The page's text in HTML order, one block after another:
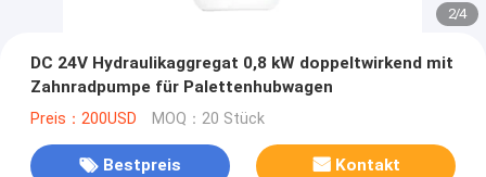
2/4
DC 24V Hydraulikaggregat 0,8 kW doppeltwirkend mit
Zahnradpumpe für Palettenhubwagen
Preis：200USD MOQ：20 Stück
Bestpreis Kontakt